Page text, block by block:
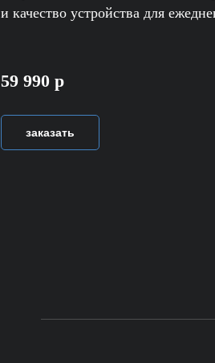
и качество устройства для
59 990 р
заказать